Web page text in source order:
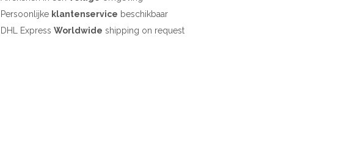
Persoonlijke klantenservice beschikbaar
DHL ExpressWorldwide shipping on request